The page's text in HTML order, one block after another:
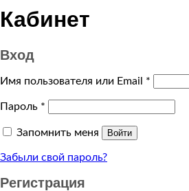
Кабинет
Вход
Имя пользователя или Email *
Пароль *
Запомнить меня Войти
Забыли свой пароль?
Регистрация